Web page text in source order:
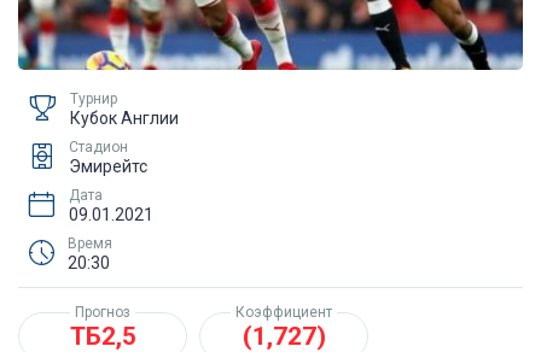
Турнир
Кубок Англии
Стадион
Эмирейтс
Дата
09.01.2021
Время
20:30
Прогноз
ТБ2,5
Коэффициент
(1,727)